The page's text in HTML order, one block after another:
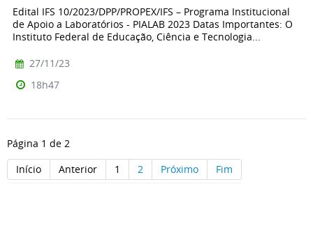
Edital IFS 10/2023/DPP/PROPEX/IFS – Programa Institucional
de Apoio a Laboratórios - PIALAB 2023 Datas Importantes: O
Instituto Federal de Educação, Ciência e Tecnologia...
27/11/23
18h47
Página 1 de 2
Início
Anterior 1 2 Próximo Fim